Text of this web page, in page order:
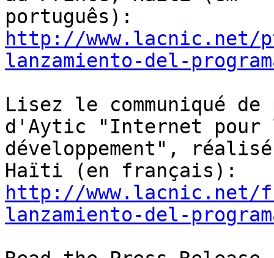
http://www.lacnic.net/
lanzamiento-del-
Lisez le communiqué
d'Aytic "Internet
développement",
http://www.lacnic.net/
lanzamiento-del-